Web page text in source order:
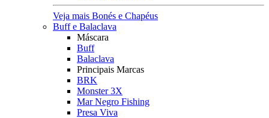
Veja mais Bonés e Chapéus
Buff e Balaclava
Máscara
Buff
Balaclava
Principais Marcas
BRK
Monster 3X
Mar Negro Fishing
Presa Viva